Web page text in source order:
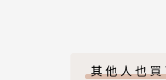
其他人也